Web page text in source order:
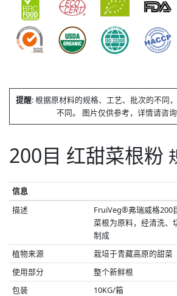
提醒: 根据原材料的规格、工艺、批次的不同
不同。 图片仅供参考，详情请咨询
200目 红甜菜根粉
信息
描述
FruiVeg®弗瑞威格200
菜根为原料，经清洗、
制成
植物来源
栽培于青藏高原的甜菜
使用部分
整个新鲜根
包装
10KG/箱